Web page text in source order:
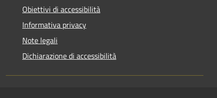
Obiettivi di accessibilità
Informativa privacy
Note legali
Dichiarazione di accessibilità